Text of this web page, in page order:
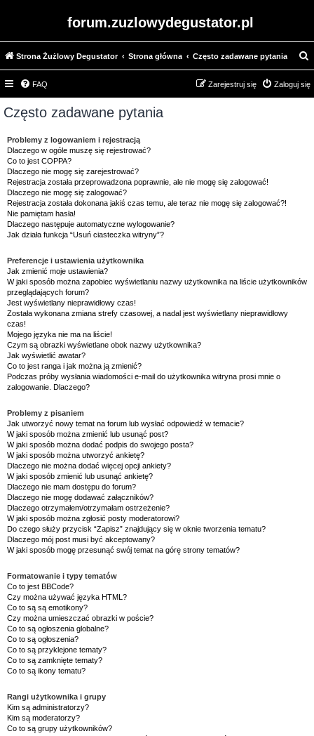
forum.zuzlowydegustator.pl
Strona Żużlowy Degustator Strona główna Często zadawane pytania
z
u
FAQ Zaloguj się
Zarejestruj się
Często zadawane pytania
Problemy z logowaniem i rejestracją
Dlaczego w ogóle muszę się rejestrować?
Co to jest COPPA?
Dlaczego nie mogę się zarejestrować?
Rejestracja została przeprowadzona poprawnie, ale nie mogę się zalogować!
Dlaczego nie mogę się zalogować?
Rejestracja została dokonana jakiś czas temu, ale teraz nie mogę się zalogować?!
Nie pamiętam hasła!
Dlaczego następuje automatyczne wylogowanie?
Jak działa funkcja “Usuń ciasteczka witryny”?
Preferencje i ustawienia użytkownika
Jak zmienić moje ustawienia?
W jaki sposób można zapobiec wyświetlaniu nazwy użytkownika na liście użytkowników
przeglądających forum?
Jest wyświetlany nieprawidłowy czas!
Została wykonana zmiana strefy czasowej, a nadal jest wyświetlany nieprawidłowy
czas!
Mojego języka nie ma na liście!
Czym są obrazki wyświetlane obok nazwy użytkownika?
Jak wyświetlić awatar?
Co to jest ranga i jak można ją zmienić?
Podczas próby wysłania wiadomości e-mail do użytkownika witryna prosi mnie o
zalogowanie. Dlaczego?
Problemy z pisaniem
Jak utworzyć nowy temat na forum lub wysłać odpowiedź w temacie?
W jaki sposób można zmienić lub usunąć post?
W jaki sposób można dodać podpis do swojego posta?
W jaki sposób można utworzyć ankietę?
Dlaczego nie można dodać więcej opcji ankiety?
W jaki sposób zmienić lub usunąć ankietę?
Dlaczego nie mam dostępu do forum?
Dlaczego nie mogę dodawać załączników?
Dlaczego otrzymałem/otrzymałam ostrzeżenie?
W jaki sposób można zgłosić posty moderatorowi?
Do czego służy przycisk “Zapisz” znajdujący się w oknie tworzenia tematu?
Dlaczego mój post musi być akceptowany?
W jaki sposób mogę przesunąć swój temat na górę strony tematów?
Formatowanie i typy tematów
Co to jest BBCode?
Czy można używać języka HTML?
Co to są są emotikony?
Czy można umieszczać obrazki w poście?
Co to są ogłoszenia globalne?
Co to są ogłoszenia?
Co to są przyklejone tematy?
Co to są zamknięte tematy?
Co to są ikony tematu?
Rangi użytkownika i grupy
Kim są administratorzy?
Kim są moderatorzy?
Co to są grupy użytkowników?